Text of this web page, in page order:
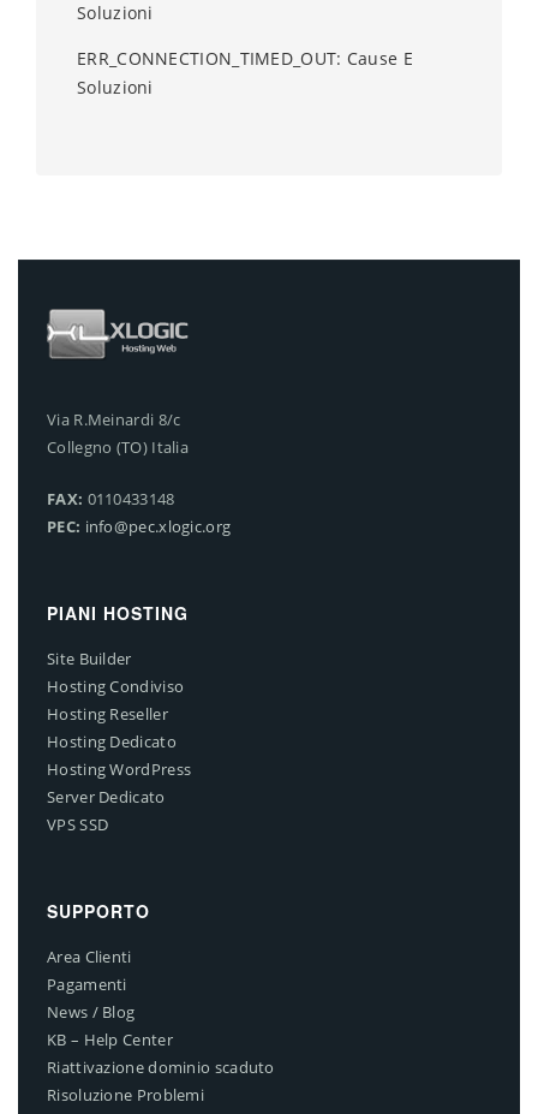
Soluzioni
ERR_CONNECTION_TIMED_OUT: Cause E
Soluzioni
Via R.Meinardi 8/c
Collegno (TO) Italia
FAX: 0110433148
PEC: info@pec.xlogic.org
PIANI HOSTING
Site Builder
Hosting Condiviso
Hosting Reseller
Hosting Dedicato
Hosting WordPress
Server Dedicato
VPS SSD
SUPPORTO
Area Clienti
Pagamenti
News / Blog
KB – Help Center
Riattivazione dominio scaduto
Risoluzione Problemi